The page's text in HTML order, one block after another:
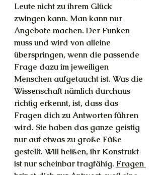
Leute nicht zu ihrem Glück
zwingen kann. Man kann nur
Angebote machen. Der Funken
muss und wird von alleine
überspringen, wenn die passende
Frage dazu im jeweiligen
Menschen aufgetaucht ist. Was die
Wissenschaft nämlich durchaus
richtig erkennt, ist, dass das
Fragen dich zu Antworten führen
wird. Sie haben das ganze geistig
nur auf etwas zu große Füße
gestellt. Will heißen, ihr Konstrukt
ist nur scheinbar tragfähig. Fragen